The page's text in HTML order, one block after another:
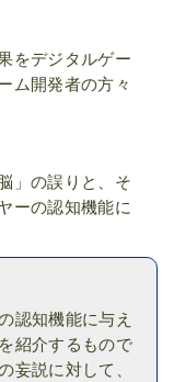
をデジタルゲー
ム開発者の方々
」の誤りと、そ
ーの認知機能に
認知機能に与え
紹介するもので
妄説に対して、